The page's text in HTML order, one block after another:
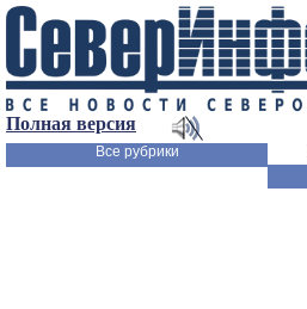
Полная версия
Все рубрики